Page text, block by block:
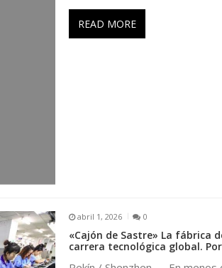
READ MORE
abril 1, 2026 0
«Cajón de Sastre» La fábrica
carrera tecnológica global.